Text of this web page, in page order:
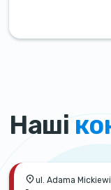
Наші
ul. Adama